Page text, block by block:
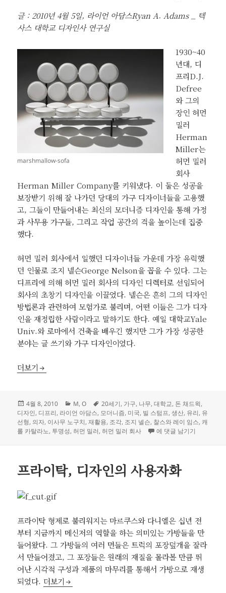
글 : 2010년 4월 5일, 라이언 아담스Ryan A. Adams _ 텍
사스 대학교 디자인사 연구실
marshmallow-sofa
1930~40
년대, 디
프리D.J.
Defree
와 그의
장인 허먼
밀러
Herman
Miller는
허먼 밀러
회사
Herman Miller Company를 키워냈다. 이 둘은 성공을
보장받기 위해 잘 나가던 당대의 가구 디자이너들을 고용했
고, 그들이 만들어내는 최신의 모더니즘 디자인을 통해 가정
과 사무용 가구들, 그리고 작업 공간의 격을 높이는데 집중
했다.
허먼 밀러 회사에서 일했던 디자이너들 가운데 가장 유력했
던 인물로 조지 넬슨George Nelson을 꼽을 수 있다. 그는
디프리에 의해 허먼 밀러 회사의 디자인 디렉터로 선임되어
회사의 초창기 디자인을 이끌었다. 넬슨은 흔히 그의 디자인
방법론과 관련하여 모험가로 불리며, 어떤 이들은 그가 디자
인을 재정립한 사람이라고 말하기도 한다. 예일 대학교Yale
Univ.와 로마에서 건축을 배우긴 했지만 그가 가장 성공한
분야는 글 쓰기와 가구 디자인이었다.
투명한 의자 디자인, 허먼 밀러 회사 _ Herman Miller
더보기
작
성
일
자
4월 8, 2010
카
테
고
리
M,O
태
그
20세기, 가구, 나무,대학교, 돈 채드윅,
디자인, 디프리, 라이언 아담스, 모더니즘, 미국, 빌 스텀프,생산, 유리, 유
선형, 의자, 이사무 노구치,재활용, 조각, 조지 넬슨, 찰스와 레이 임스,캐
롤 카탈라노, 투명성,허먼 밀러,허먼 밀러 회사 투명한 의자 디자인, 허
에 댓글 남기기
프라이탁, 디자인의 사용자화
프라이탁 형제로 불리워지는 마르쿠스와 다니엘은 십년 전
부터 지금까지 메신저의 역할을 하는 의미있는 가방들을 만
들어왔다. 그 가방들의 여러 면들은 트럭의 포장덮개을 잘라
서 만들어졌고, 그 포장들은 원래의 재질을 몰라볼 만큼 뛰
어난 시각적 구성과 제품의 마무리를 통해서 가방으로 재생
되었다. 프라이탁, 디자인의 사용자화
더보기